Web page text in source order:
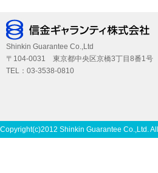
Shinkin Guarantee Co.,Ltd
〒104-0031 東京都中央区京橋3丁目8番1号
TEL：03-3538-0810
Copyright(c)2012 Shinkin Guarantee Co.,Ltd.